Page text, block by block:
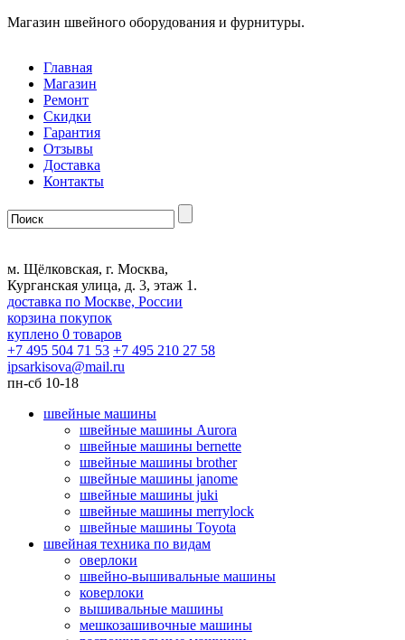
Магазин швейного оборудования и фурнитуры.
Главная
Магазин
Ремонт
Скидки
Гарантия
Отзывы
Доставка
Контакты
м. Щёлковская, г. Москва,
Курганская улица, д. 3, этаж 1.
доставка по Москве, России
корзина покупок
куплено 0 товаров
+7 495 504 71 53 +7 495 210 27 58
ipsarkisova@mail.ru
пн-сб 10-18
швейные машины
швейные машины Aurora
швейные машины bernette
швейные машины brother
швейные машины janome
швейные машины juki
швейные машины merrylock
швейные машины Toyota
швейная техника по видам
оверлоки
швейно-вышивальные машины
коверлоки
вышивальные машины
мешкозашивочные машины